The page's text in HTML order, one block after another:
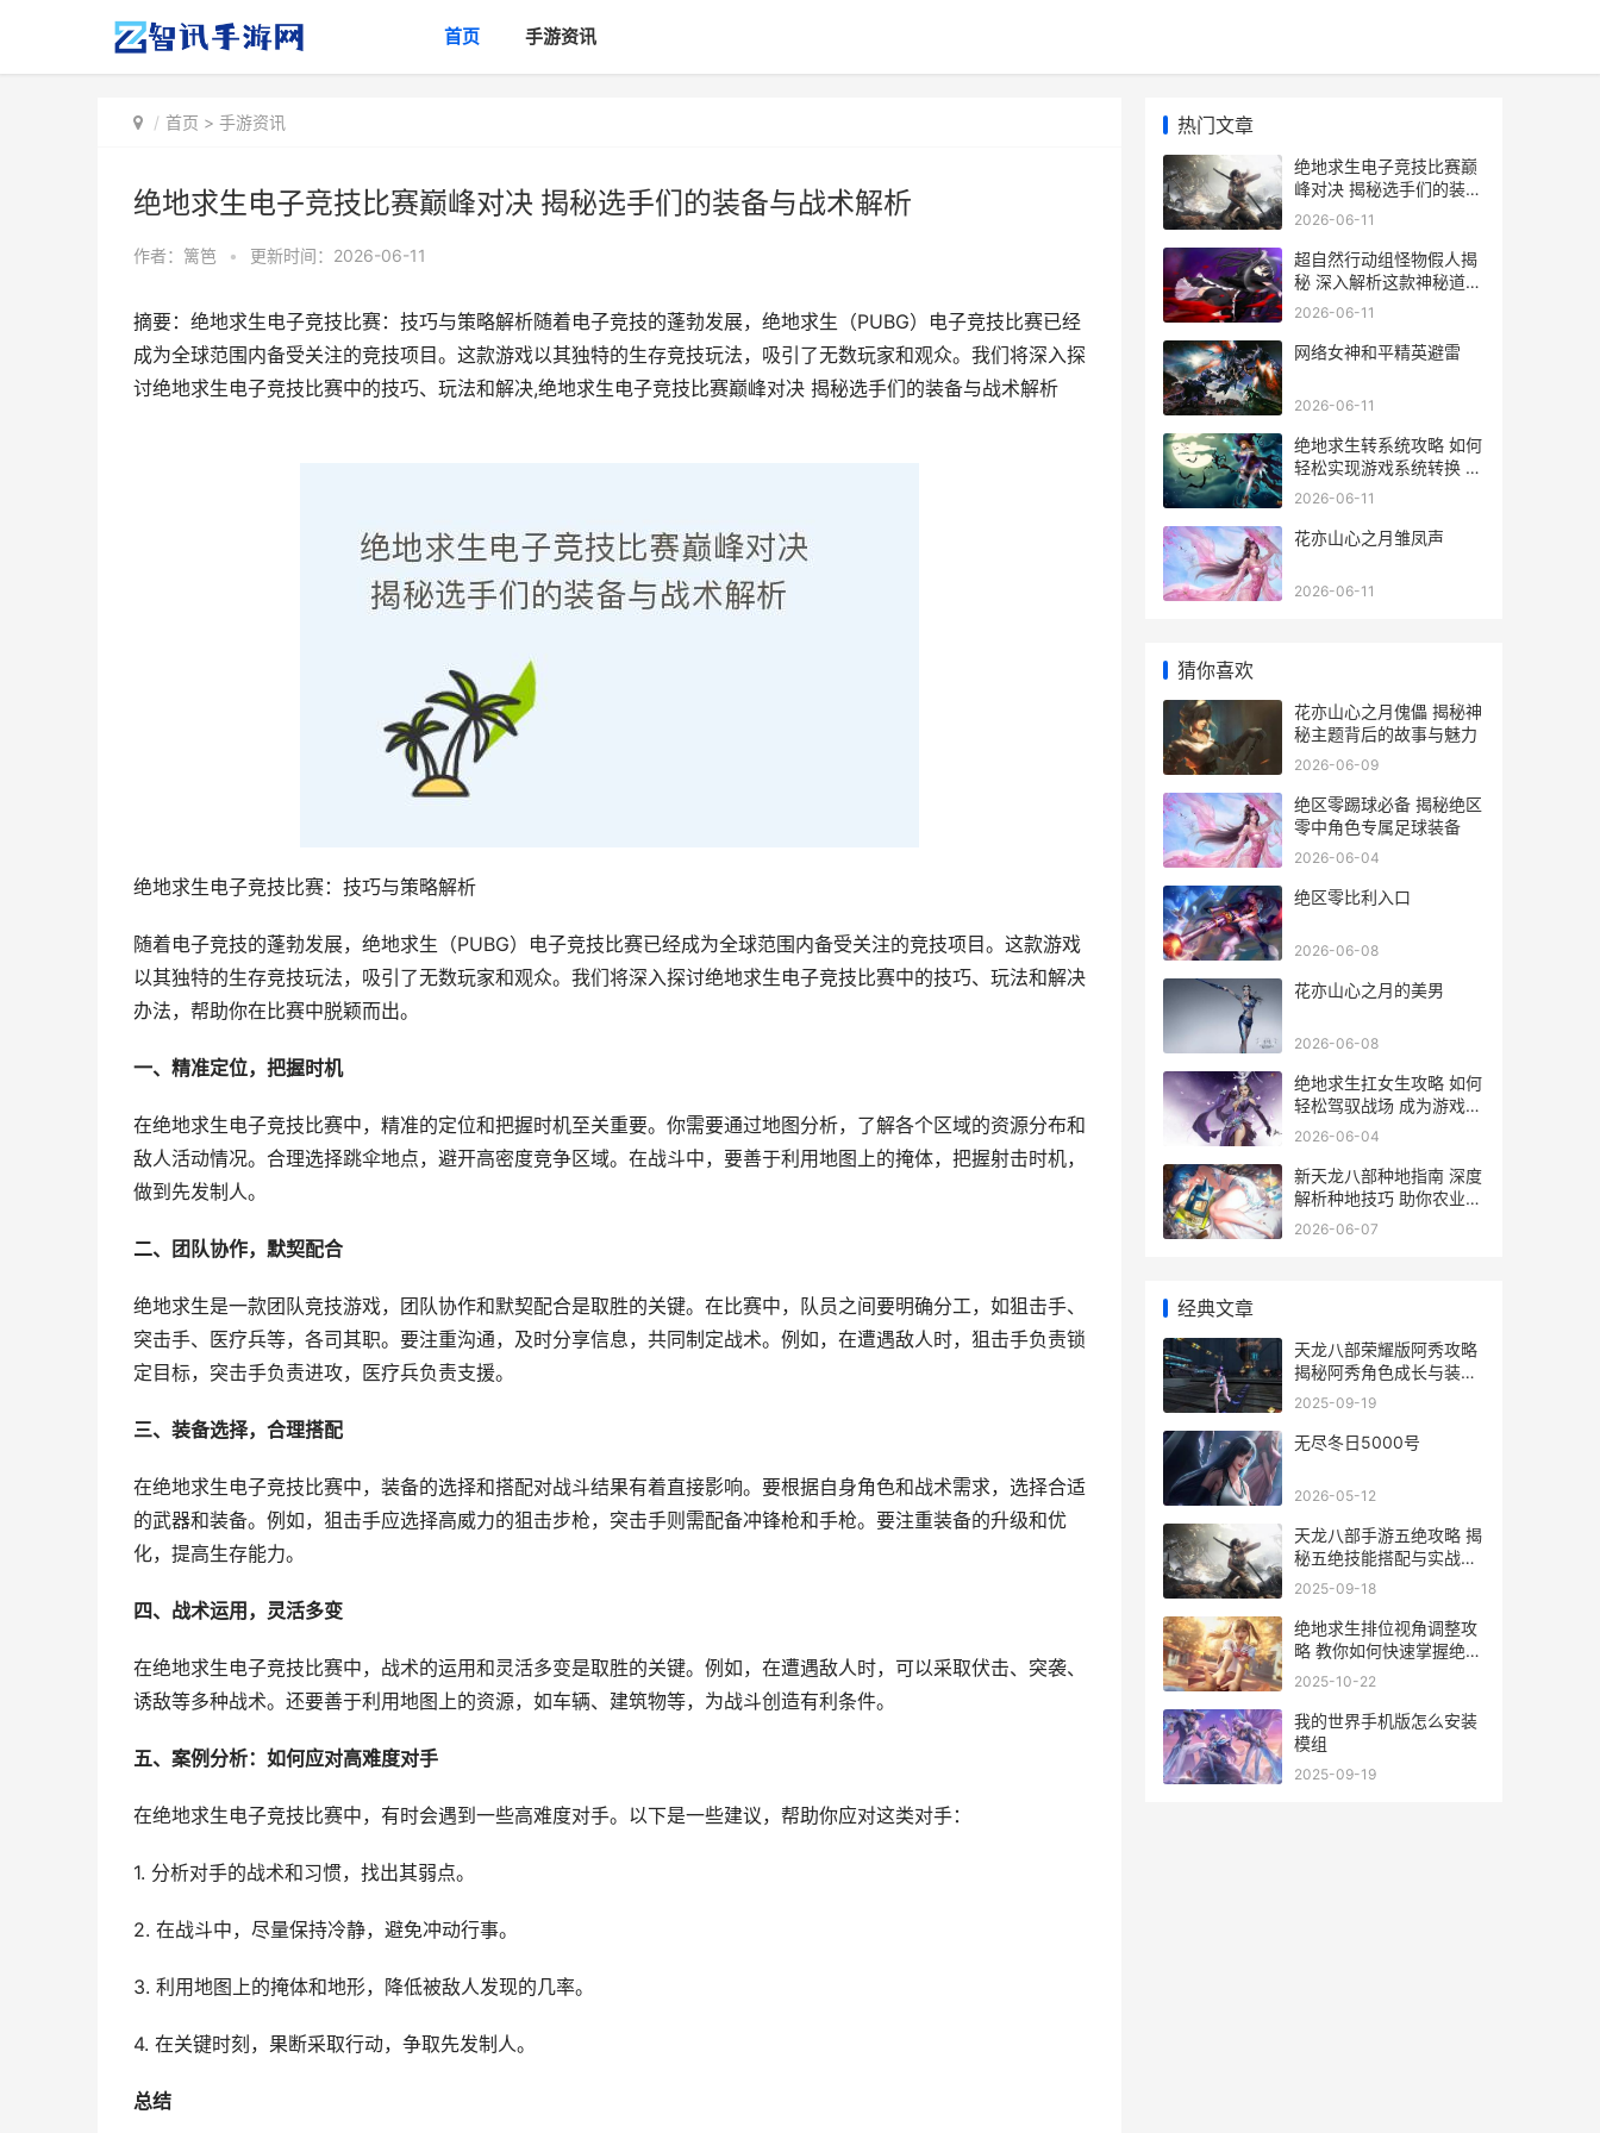
首页 手游资讯
首页 > 手游资讯
绝地求生电子竞技比赛巅峰对决 揭秘选手们的装备与战术解析
作者： 篱笆 • 更新时间：2026-06-11
摘要：绝地求生电子竞技比赛：技巧与策略解析随着电子竞技的蓬勃发展，绝地求生（PUBG）电子竞技比赛已经
成为全球范围内备受关注的竞技项目。这款游戏以其独特的生存竞技玩法，吸引了无数玩家和观众。我们将深入探
讨绝地求生电子竞技比赛中的技巧、玩法和解决,绝地求生电子竞技比赛巅峰对决 揭秘选手们的装备与战术解析
绝地求生电子竞技比赛：技巧与策略解析
随着电子竞技的蓬勃发展，绝地求生（PUBG）电子竞技比赛已经成为全球范围内备受关注的竞技项目。这款游戏
以其独特的生存竞技玩法，吸引了无数玩家和观众。我们将深入探讨绝地求生电子竞技比赛中的技巧、玩法和解决
办法，帮助你在比赛中脱颖而出。
一、精准定位，把握时机
在绝地求生电子竞技比赛中，精准的定位和把握时机至关重要。你需要通过地图分析，了解各个区域的资源分布和
敌人活动情况。合理选择跳伞地点，避开高密度竞争区域。在战斗中，要善于利用地图上的掩体，把握射击时机，
做到先发制人。
二、团队协作，默契配合
绝地求生是一款团队竞技游戏，团队协作和默契配合是取胜的关键。在比赛中，队员之间要明确分工，如狙击手、
突击手、医疗兵等，各司其职。要注重沟通，及时分享信息，共同制定战术。例如，在遭遇敌人时，狙击手负责锁
定目标，突击手负责进攻，医疗兵负责支援。
三、装备选择，合理搭配
在绝地求生电子竞技比赛中，装备的选择和搭配对战斗结果有着直接影响。要根据自身角色和战术需求，选择合适
的武器和装备。例如，狙击手应选择高威力的狙击步枪，突击手则需配备冲锋枪和手枪。要注重装备的升级和优
化，提高生存能力。
四、战术运用，灵活多变
在绝地求生电子竞技比赛中，战术的运用和灵活多变是取胜的关键。例如，在遭遇敌人时，可以采取伏击、突袭、
诱敌等多种战术。还要善于利用地图上的资源，如车辆、建筑物等，为战斗创造有利条件。
五、案例分析：如何应对高难度对手
在绝地求生电子竞技比赛中，有时会遇到一些高难度对手。以下是一些建议，帮助你应对这类对手：
1. 分析对手的战术和习惯，找出其弱点。
2. 在战斗中，尽量保持冷静，避免冲动行事。
3. 利用地图上的掩体和地形，降低被敌人发现的几率。
4. 在关键时刻，果断采取行动，争取先发制人。
总结
热门文章
绝地求生电子竞技比赛巅
峰对决 揭秘选手们的装备
与战术解析
2026-06-11
超自然行动组怪物假人揭
秘 深入解析这款神秘道具
的奥秘与用途
2026-06-11
网络女神和平精英避雷
2026-06-11
绝地求生转系统攻略 如何
轻松实现游戏系统转换 解
锁全新体验
2026-06-11
花亦山心之月雏凤声
2026-06-11
猜你喜欢
花亦山心之月傀儡 揭秘神
秘主题背后的故事与魅力
2026-06-09
绝区零踢球必备 揭秘绝区
零中角色专属足球装备
2026-06-04
绝区零比利入口
2026-06-08
花亦山心之月的美男
2026-06-08
绝地求生扛女生攻略 如何
轻松驾驭战场 成为游戏中
的女神搭档
2026-06-04
新天龙八部种地指南 深度
解析种地技巧 助你农业丰
收攻略
2026-06-07
经典文章
天龙八部荣耀版阿秀攻略
揭秘阿秀角色成长与装备
搭配技巧
2025-09-19
无尽冬日5000号
2026-05-12
天龙八部手游五绝攻略 揭
秘五绝技能搭配与实战技
巧
2025-09-18
绝地求生排位视角调整攻
略 教你如何快速掌握绝地
求生如何调排位视角技巧
2025-10-22
我的世界手机版怎么安装
模组
2025-09-19